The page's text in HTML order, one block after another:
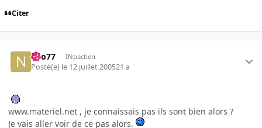
Citer
neo77 INpactien
Posté(e) le 12 juillet 200521 a
www.materiel.net , je connaissais pas ils sont bien alors ?
Je vais aller voir de ce pas alors.